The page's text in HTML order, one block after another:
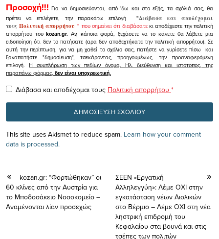
Προσοχή!!! Για να δημοσιεύονται, από 'δω και στο εξής, τα σχόλιά σας, θα
πρέπει να επιλέγετε, την παρακάτω επιλογή
"Διάβασα και αποδέχομαι
τουςΠολιτική απορρήτου" που σημαίνει ότι διαβάσατεκι αποδέχεστε την πολιτική
απορρήτου τουkozan.gr. Αν, κάποια φορά, ξεχάσετε να το κάνετε θα λάβετε μια
ειδοποίηση ότι δεν το πατήσατε (αρα δεν αποδεχτήκατε την πολιτική απορρήτου). Σε
αυτή την περίπτωση, για να μη χαθεί το σχόλιο σας, πατήστε να γυρίσετε πίσω και
ξαναπατήστε "δημοσίευση", τσεκάροντας, προηγουμένως, την προαναφερόμενη
επιλογή.Η συμπλήρωση των πεδίων όνομα, Ηλ. διεύθυνση και ιστότοπος, της
παραπάνω φόρμας, δεν είναι υποχρεωτική.
Διάβασα και αποδέχομαι τους Πολιτική απορρήτου *
This site uses Akismet to reduce spam. Learn how your comment
data is processed.
kozan.gr: “Φορτώθηκαν” οι
60 κλίνες από την Αυστρία για
το Μποδοσάκειο Νοσοκομείο –
Αναμένονται λίαν προσεχώς
ΣΕΕΝ «Εργατική
Αλληλεγγύη»: Λέμε ΟΧΙ στην
εγκατάσταση νέων Αιολικών
στο Βέρμιο – Λέμε ΟΧΙ στη νέα
ληστρική επιδρομή του
Κεφαλαίου στα βουνά και στις
τσέπες των πολιτών